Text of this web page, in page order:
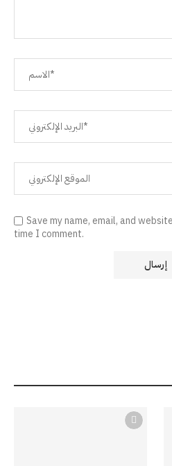
Save my name, email, and
time I comment.